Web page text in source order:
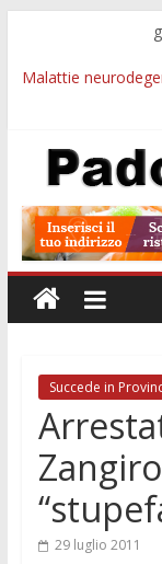
Malattie
Padova parte
Notizie di Padova
viabilità e imprese
Notizie di Padova
Transizione 4.0,
prorogate le
Quando le
previste nei casi di
Succede in
29 luglio 2011